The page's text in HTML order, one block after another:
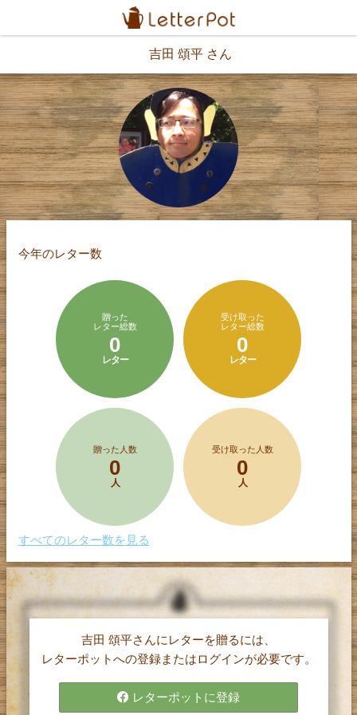
吉田 頌平 さん
今年のレター数
贈った
レター総数
0
レター
受け取った
レター総数
0
レター
贈った人数
0
人
受け取った人数
0
人
すべてのレター数を見る
レターポット(α)は、
1文字5円で購入したポイントを使って、
気持ちを伝えたい相手に手紙（レター）を
贈ることができるサービスです。
吉田 頌平さんにレターを贈るには、
レターポットへの登録またはログインが必要です。
レターポットに登録